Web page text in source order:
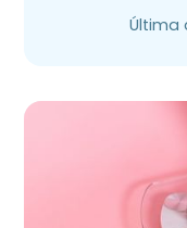
Última